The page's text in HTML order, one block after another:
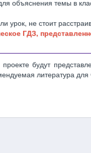
объяснения темы в
урок, не стоит
ГДЗ,
будут
литература для